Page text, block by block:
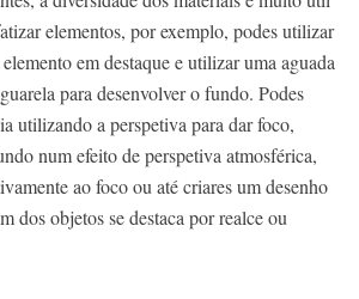
elementos, por exemplo, podes utilizar
em destaque e utilizar uma aguada
para desenvolver o fundo. Podes
utilizando a perspetiva para dar foco,
num efeito de perspetiva atmosférica,
ao foco ou até criares um desenho
dos objetos se destaca por realce ou